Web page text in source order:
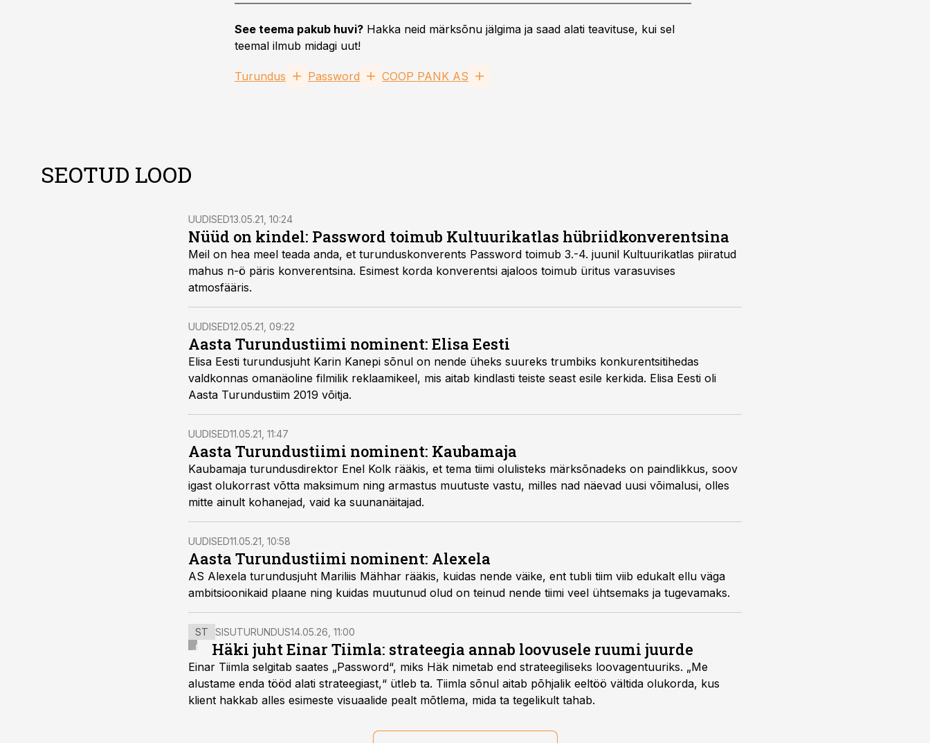
See teema pakub huvi? Hakka neid märksõnu jälgima ja saad alati teavituse, kui sel
teemal ilmub midagi uut!
Turundus Password COOP PANK AS
SEOTUD LOOD
UUDISED13.05.21, 10:24
Nüüd on kindel: Password toimub Kultuurikatlas hübriidkonverentsina
Meil on hea meel teada anda, et turunduskonverents Password toimub 3.-4. juunil Kultuurikatlas piiratud
mahus n-ö päris konverentsina. Esimest korda konverentsi ajaloos toimub üritus varasuvises
atmosfääris.
UUDISED12.05.21, 09:22
Aasta Turundustiimi nominent: Elisa Eesti
Elisa Eesti turundusjuht Karin Kanepi sõnul on nende üheks suureks trumbiks konkurentsitihedas
valdkonnas omanäoline filmilik reklaamikeel, mis aitab kindlasti teiste seast esile kerkida. Elisa Eesti oli
Aasta Turundustiim 2019 võitja.
UUDISED11.05.21, 11:47
Aasta Turundustiimi nominent: Kaubamaja
Kaubamaja turundusdirektor Enel Kolk rääkis, et tema tiimi olulisteks märksõnadeks on paindlikkus, soov
igast olukorrast võtta maksimum ning armastus muutuste vastu, milles nad näevad uusi võimalusi, olles
mitte ainult kohanejad, vaid ka suunanäitajad.
UUDISED11.05.21, 10:58
Aasta Turundustiimi nominent: Alexela
AS Alexela turundusjuht Mariliis Mähhar rääkis, kuidas nende väike, ent tubli tiim viib edukalt ellu väga
ambitsioonikaid plaane ning kuidas muutunud olud on teinud nende tiimi veel ühtsemaks ja tugevamaks.
ST SISUTURUNDUS14.05.26, 11:00
Häki juht Einar Tiimla: strateegia annab loovusele ruumi juurde
Einar Tiimla selgitab saates „Password“, miks Häk nimetab end strateegiliseks loovagentuuriks. „Me
alustame enda tööd alati strateegiast,“ ütleb ta. Tiimla sõnul aitab põhjalik eeltöö vältida olukorda, kus
klient hakkab alles esimeste visuaalide pealt mõtlema, mida ta tegelikult tahab.